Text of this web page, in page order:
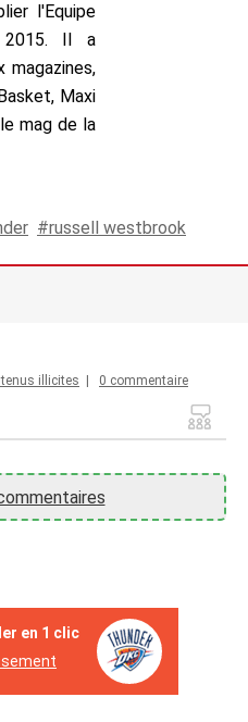
l'Equipe
2015. Il a
magazines,
Maxi
mag de la
russell westbrook
illicites 0 commentaire
en 1 clic